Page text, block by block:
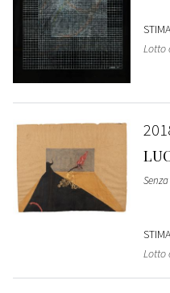
STIMA
Lotto
STIMA
Lotto